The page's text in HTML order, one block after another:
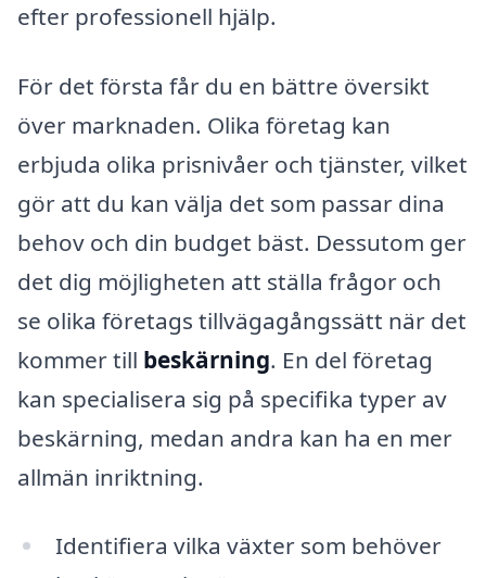
efter professionell hjälp.
För det första får du en bättre översikt
över marknaden. Olika företag kan
erbjuda olika prisnivåer och tjänster, vilket
gör att du kan välja det som passar dina
behov och din budget bäst. Dessutom ger
det dig möjligheten att ställa frågor och
se olika företags tillvägagångssätt när det
kommer till beskärning. En del företag
kan specialisera sig på specifika typer av
beskärning, medan andra kan ha en mer
allmän inriktning.
Identifiera vilka växter som behöver